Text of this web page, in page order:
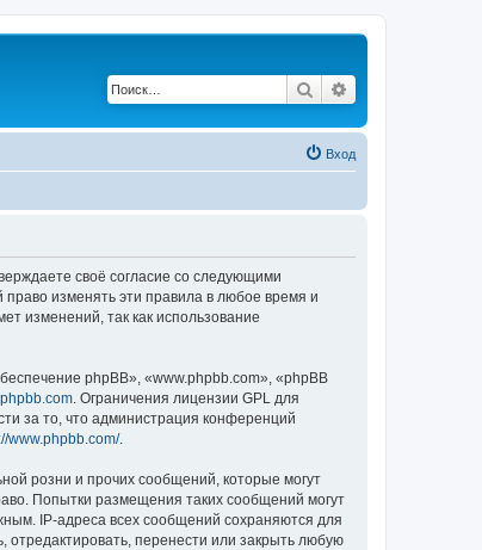
Поиск
Вход
своё согласие со следующими
изменять эти правила в любое время и
изменений, так как использование
phpBB», «www.phpbb.com», «phpBB
. Ограничения лицензии GPL для
за то, что администрация конференций
www.phpbb.com/.
розни и прочих сообщений, которые могут
Попытки размещения таких сообщений могут
IP-адреса всех сообщений сохраняются для
перенести или закрыть любую